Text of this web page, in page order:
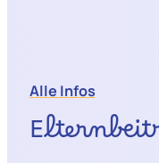
Alle Infos